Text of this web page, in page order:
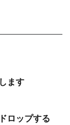
ます
ロップする